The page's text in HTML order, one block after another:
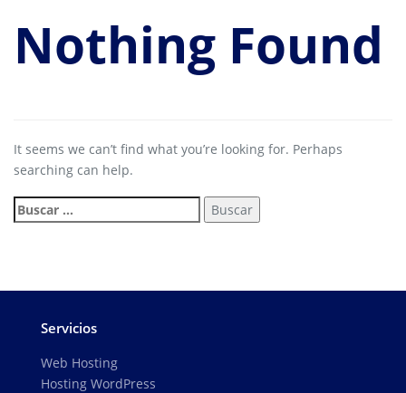
Nothing Found
It seems we can’t find what you’re looking for. Perhaps
searching can help.
Servicios
Web Hosting
Hosting WordPress